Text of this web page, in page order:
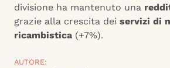
divisione ha mantenuto una
grazie alla crescita dei servizi di
ricambistica (+7%).
AUTORE: